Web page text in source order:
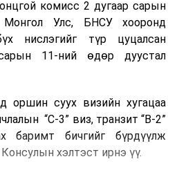
комисс 2 дугаар сарын
Монгол Улс, БНСУ хооронд
нислэгийг түр цуцалсан
11-ний өдөр дуустал
оршин суух визийн хугацаа
“C-3” виз, транзит “В-2”
баримт бичгийг бүрдүүлж
хэлтэст ирнэ үү.